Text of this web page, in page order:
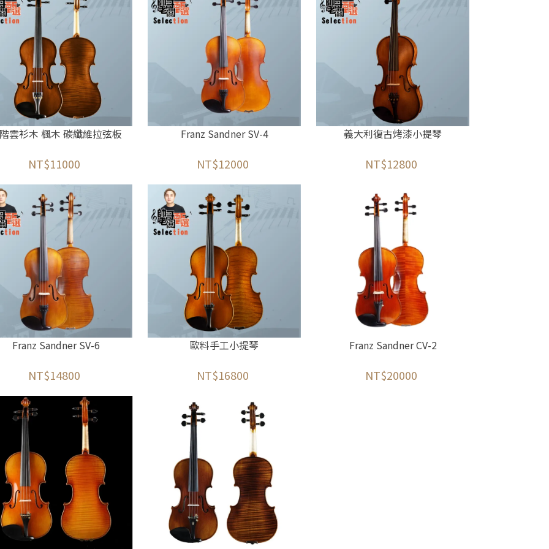
雲衫木 楓木 碳纖維拉弦板
NT$11000
Franz Sandner SV-4
NT$12000
義大利復古烤漆小提琴
NT$12800
Franz Sandner SV-6
NT$14800
歐料手工小提琴
NT$16800
Franz Sandner CV-2
NT$20000